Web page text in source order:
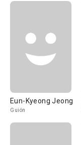
Eun-Kyeong Jeong
Guión